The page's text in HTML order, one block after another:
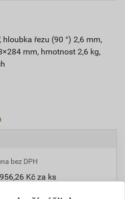
hloubka řezu (90 °) 2,6 mm,
mm, hmotnost 2,6 kg,
bez DPH
Kč za ks